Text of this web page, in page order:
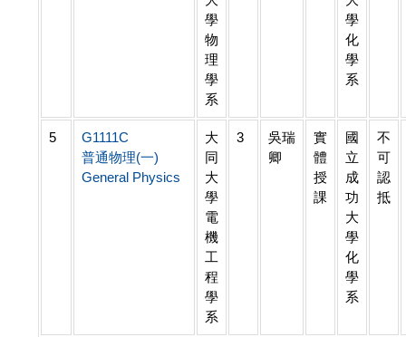
學
物
理
學
系
學
化
學
系
5
G1111C
普通物理(一)
General Physics
大
同
大
學
電
機
工
程
學
系
3
吳瑞
卿
實
體
授
課
國
立
成
功
大
學
化
學
系
不
可
認
抵